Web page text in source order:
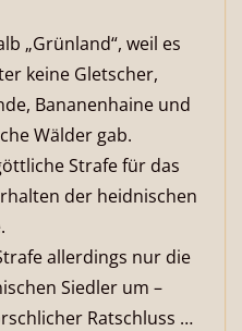
„Grünland“, weil es
keine Gletscher,
Bananenhaine und
Wälder gab.
Strafe für das
der heidnischen
allerdings nur die
Siedler um –
Ratschluss …